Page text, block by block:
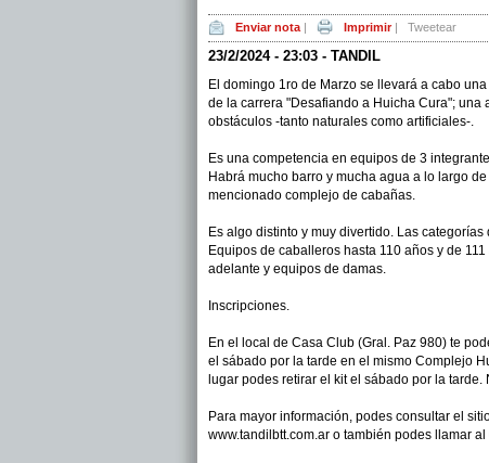
Enviar nota | Imprimir| Tweetear
23/2/2024 - 23:03 - TANDIL
El domingo 1ro de Marzo se llevará a cabo
de la carrera "Desafiando a Huicha Cura";
obstáculos -tanto naturales como artificiales-.
Es una competencia en equipos de 3
Habrá mucho barro y mucha agua a lo largo
mencionado complejo de cabañas.
Es algo distinto y muy divertido. Las
Equipos de caballeros hasta 110 años y de
adelante y equipos de damas.
Inscripciones.
En el local de Casa Club (Gral. Paz 980) te
el sábado por la tarde en el mismo Complejo
lugar podes retirar el kit el sábado por la
Para mayor información, podes consultar el
www.tandilbtt.com.ar o también podes llamar